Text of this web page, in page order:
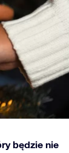
będzie nie